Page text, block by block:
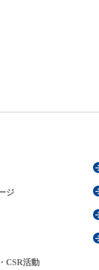
ジ
CSR活動